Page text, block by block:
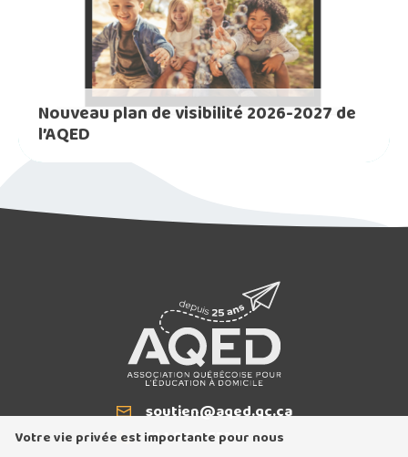
Nouveau plan de visibilité 2026-2027 de
l’AQED
Courriel
soutien@aqed.qc.ca
T
514 940-5334
Votre vie privée est importante pour nous